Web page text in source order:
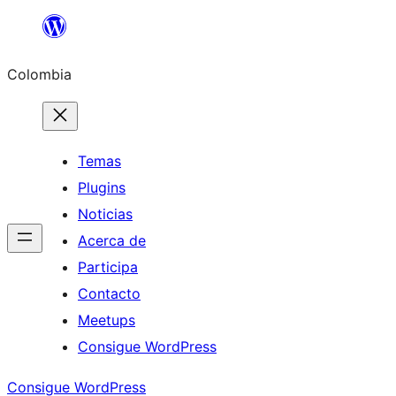
Saltar
contenido
Colombia
Temas
Plugins
Noticias
Acerca de
Participa
Contacto
Meetups
Consigue WordPress
Consigue WordPress